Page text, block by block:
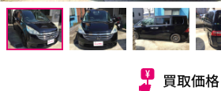
買取価格